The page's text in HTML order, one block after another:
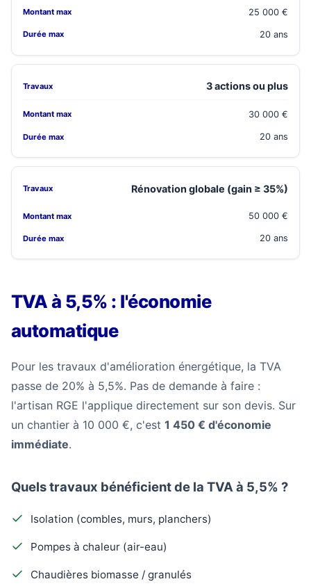
25 000 €
20 ans
3 actions ou plus
30 000 €
20 ans
Rénovation globale (gain ≥ 35%)
50 000 €
20 ans
TVA à 5,5% : l'économie
automatique
Pour les travaux d'amélioration énergétique, la TVA
passe de 20% à 5,5%. Pas de demande à faire :
l'artisan RGE l'applique directement sur son devis. Sur
un chantier à 10 000 €, c'est 1 450 € d'économie
immédiate.
Quels travaux bénéficient de la TVA à 5,5% ?
Isolation (combles, murs, planchers)
Pompes à chaleur (air-eau)
Chaudières biomasse / granulés